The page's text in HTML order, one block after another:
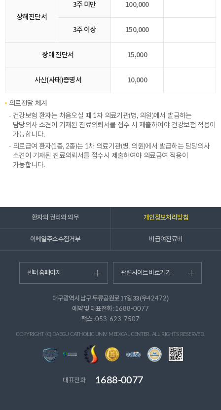
상해진단서
3주 미만 100,000
3주 이상 150,000
장애 진단서 15,000
사산(사태)증명서 10,000
의료전달 체계
건강보험 환자는 처음오실 때 1차 의료기관(병, 의원)에서 발급하는
담당의사 소견이 기재된 진료의뢰서를 접수 시 제출하여야 건강보험 적용이
가능합니다.
의료급여 환자(1종, 2종)는 1차 의료기관(병, 의원)에서 발급하는 담당의사
소견이 기재된 진료의뢰서를 접수시 제출하여야 의료급여 적용이
가능합니다.
환자의 권리와 의무 개인정보처리방침
이메일주소수집거부 비급여진료비
센터 홈페이지 관련사이트 바로가기
대구광역시 남구 두류공원로 17길 33 (우42472)
예약 및 대표전화 :1688-0077
팩스 :053-623-7507
COPYRIGHT (C) DAEGU CATHOLIC UNIV. MEDICAL CENTER. ALL RIGHTS RESERVED.
대표전화 1688-0077